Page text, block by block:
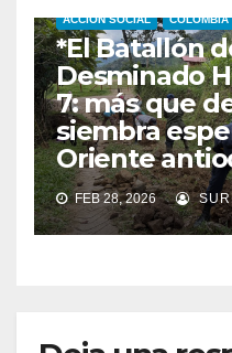
ACCIÓN SOCIAL COLOMBIA
*El Batallón
Desminado
7: más que
siembra
Oriente
FEB 28, 2026